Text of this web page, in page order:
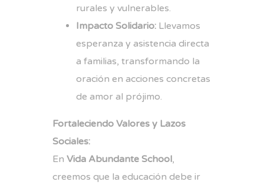
rurales y vulnerables.
Impacto Solidario: Llevamos
esperanza y asistencia directa
a familias, transformando la
oración en acciones concretas
de amor al prójimo.
Fortaleciendo Valores y Lazos
Sociales:
En Vida Abundante School,
creemos que la educación debe ir